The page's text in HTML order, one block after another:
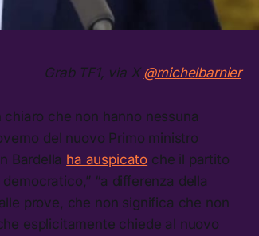
Grab TF1, via X @michelbarnier
che non hanno nessuna
del nuovo Primo ministro
Bardella ha auspicato che il partito
“a differenza della
prove, che non significa che non
esplicitamente chiede al nuovo